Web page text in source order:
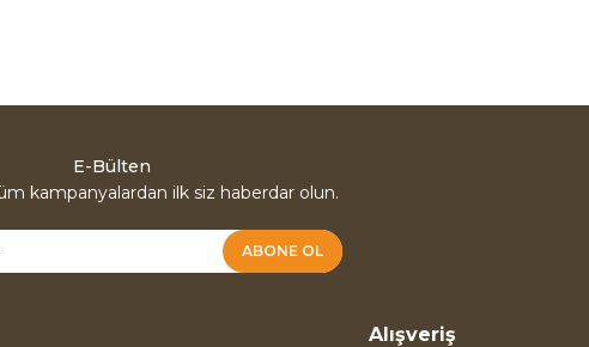
E-Bülten
kampanyalardan ilk siz haberdar olun.
ABONE OL
Alışveriş